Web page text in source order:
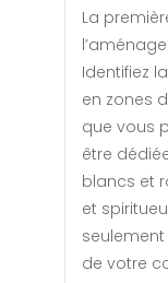
La
Identifiez
en zones
que vous
être
blancs et
et
de votre